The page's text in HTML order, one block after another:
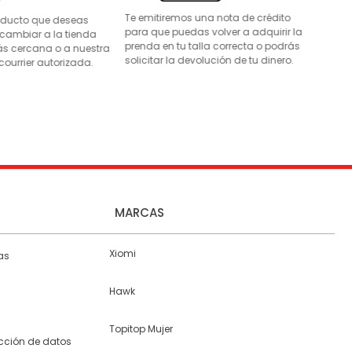
que deseas
a la tienda
cercana o a nuestra
autorizada.
Te emitiremos una nota de crédito
para que puedas volver a adquirir la
prenda en tu talla correcta o podrás
solicitar la devolución de tu dinero.
de datos
MARCAS
Xiomi
Hawk
Topitop Mujer